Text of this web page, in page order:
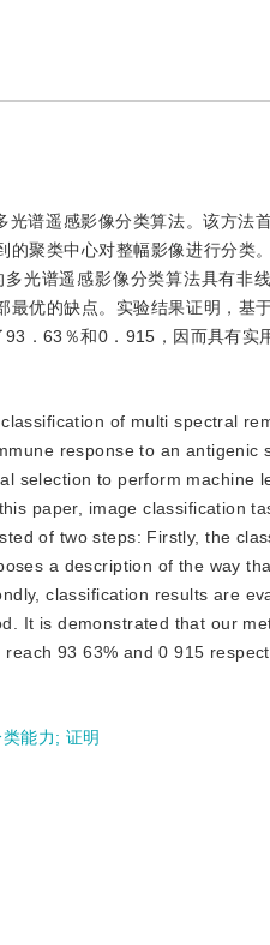
谱遥感影像分类算法。该方法
的聚类中心对整幅影像进行分类
光谱遥感影像分类算法具有非
优的缺点。实验结果证明，基
．63％和0．915，因而具有实
of multi spectral
response to an antigenic
selection to perform machine
paper, image classification
of two steps: Firstly, the
a description of the way
classification results are
It is demonstrated that our
93 63% and 0 915
能力; 证明